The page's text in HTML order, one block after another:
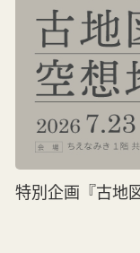
特別企画『古地